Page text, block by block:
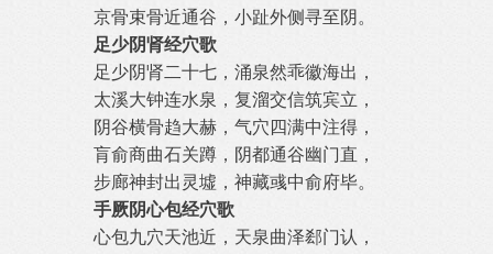
京骨束骨近通谷，小趾外侧寻至阴。
足少阴肾经穴歌
足少阴肾二十七，涌泉然乖徽海出，
太溪大钟连水泉，复溜交信筑宾立，
阴谷横骨趋大赫，气穴四满中注得，
肓俞商曲石关蹲，阴都通谷幽门直，
步廊神封出灵墟，神藏彧中俞府毕。
手厥阴心包经穴歌
心包九穴天池近，天泉曲泽郄门认，